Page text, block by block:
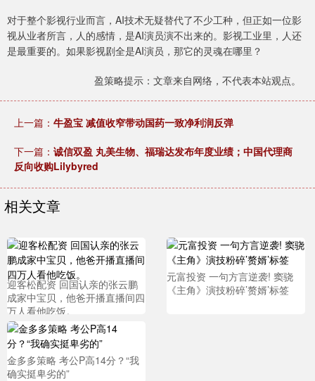
对于整个影视行业而言，AI技术无疑替代了不少工种，但正如一位影
视从业者所言，人的感情，是AI演员演不出来的。影视工业里，人还
是最重要的。如果影视剧全是AI演员，那它的灵魂在哪里？
盈策略提示：文章来自网络，不代表本站观点。
上一篇： 牛盈宝 减值收窄带动国药一致净利润反弹
下一篇： 诚信双盈 丸美生物、福瑞达发布年度业绩；中国代理商
反向收购Lilybyred
相关文章
迎客松配资 回国认亲的张云鹏
成家中宝贝，他爸开播直播间四
万人看他吃饭。
元富投资 一句方言逆袭! 窦骁
《主角》演技粉碎’赘婿’标签
金多多策略 考公P高14分？“我
确实挺卑劣的”